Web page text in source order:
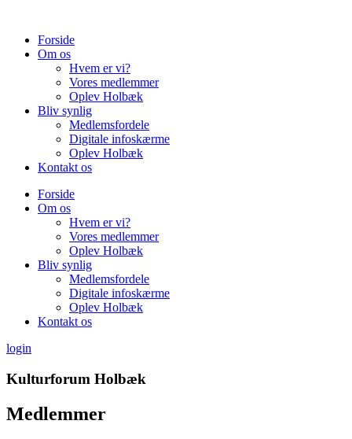
indholdForside
Om os
Hvem er vi?
Vores medlemmer
Oplev Holbæk
Bliv synlig
Medlemsfordele
Digitale infoskærme
Oplev Holbæk
Kontakt os
Forside
Om os
Hvem er vi?
Vores medlemmer
Oplev Holbæk
Bliv synlig
Medlemsfordele
Digitale infoskærme
Oplev Holbæk
Kontakt os
login
Kulturforum Holbæk
Medlemmer